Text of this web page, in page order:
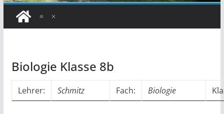
Biologie Klasse 8b
Lehrer: Schmitz Fach: Biologie